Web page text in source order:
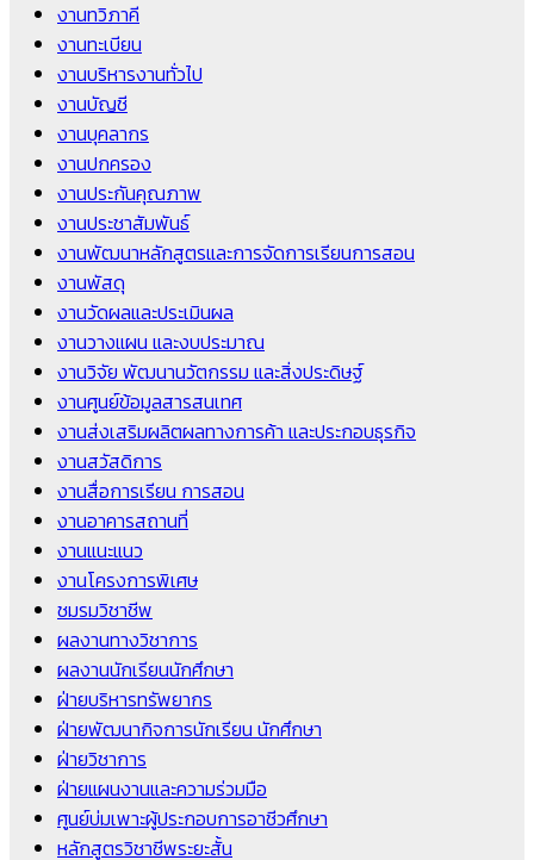
งานทวิภาคี
งานทะเบียน
งานบริหารงานทั่วไป
งานบัญชี
งานบุคลากร
งานปกครอง
งานประกันคุณภาพ
งานประชาสัมพันธ์
งานพัฒนาหลักสูตรและการจัดการเรียนการสอน
งานพัสดุ
งานวัดผลและประเมินผล
งานวางแผน และงบประมาณ
งานวิจัย พัฒนานวัตกรรม และสิ่งประดิษฐ์
งานศูนย์ข้อมูลสารสนเทศ
งานส่งเสริมผลิตผลทางการค้า และประกอบธุรกิจ
งานสวัสดิการ
งานสื่อการเรียน การสอน
งานอาคารสถานที่
งานแนะแนว
งานโครงการพิเศษ
ชมรมวิชาชีพ
ผลงานทางวิชาการ
ผลงานนักเรียนนักศึกษา
ฝ่ายบริหารทรัพยากร
ฝ่ายพัฒนากิจการนักเรียน นักศึกษา
ฝ่ายวิชาการ
ฝ่ายแผนงานและความร่วมมือ
ศูนย์บ่มเพาะผู้ประกอบการอาชีวศึกษา
หลักสูตรวิชาชีพระยะสั้น